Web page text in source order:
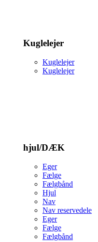
Kuglelejer
Kuglelejer
Kuglelejer
hjul/DÆK
Eger
Fælge
Fælgbånd
Hjul
Nav
Nav reservedele
Eger
Fælge
Fælgbånd